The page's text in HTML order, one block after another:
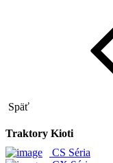
Späť
Traktory Kioti
CS Séria